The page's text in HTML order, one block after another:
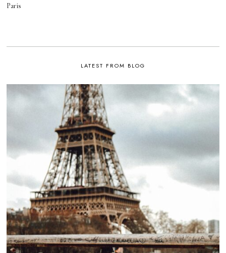
Paris
LATEST FROM BLOG